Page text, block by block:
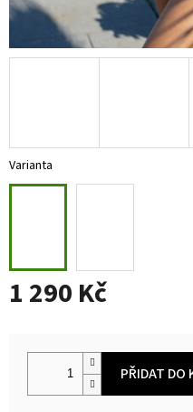
1 290 Kč
Varianta
PŘIDAT DO